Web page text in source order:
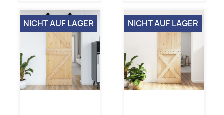
NICHT AUF LAGER NICHT AUF LAGER